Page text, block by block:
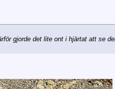
gjorde det lite ont i hjärtat att se